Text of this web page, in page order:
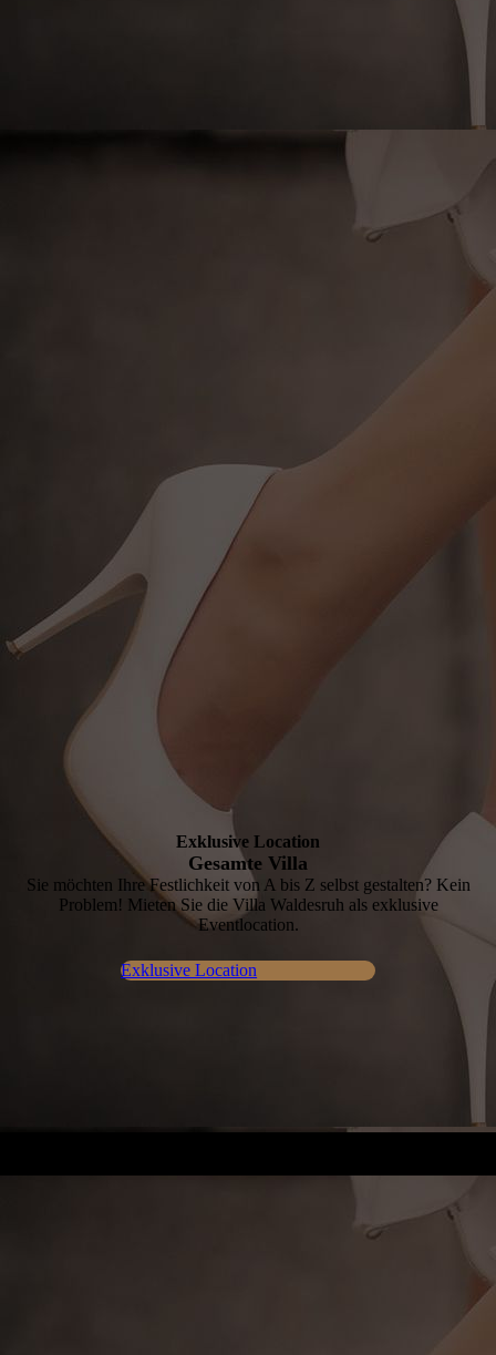
Exklusive Location
Gesamte Villa
Sie möchten Ihre Festlichkeit von A bis Z selbst gestal­ten? Kein
Pro­blem! Mieten Sie die Villa Waldes­ruh als exklu­sive
Eventlocation.
Exklusive Location